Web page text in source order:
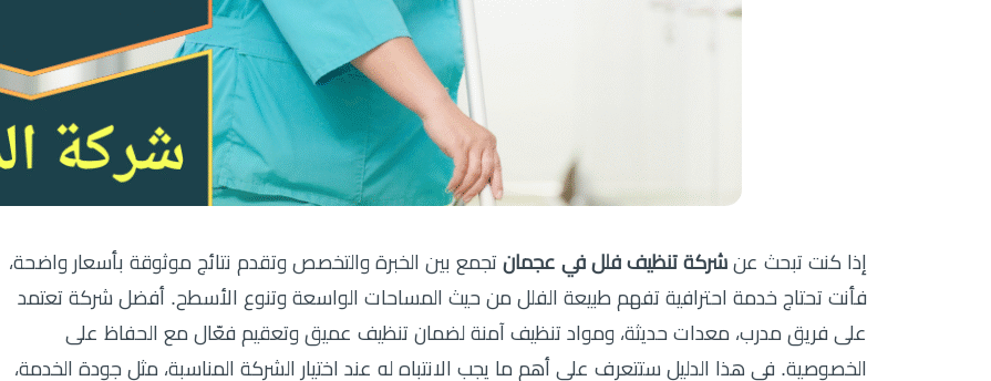
إذا كنت تبحث عن شركة تنظيف فلل في عجمان تجمع بين الخبرة والتخصص وتقدم نتائج موثوقة بأسعار واضحة،
فأنت تحتاج خدمة احترافية تفهم طبيعة الفلل من حيث المساحات الواسعة وتنوع الأسطح. أفضل شركة تعتمد
على فريق مدرب، معدات حديثة، ومواد تنظيف آمنة لضمان تنظيف عميق وتعقيم فعّال مع الحفاظ على
الخصوصية. في هذا الدليل ستتعرف على أهم ما يجب الانتباه له عند اختيار الشركة المناسبة، مثل جودة الخدمة،